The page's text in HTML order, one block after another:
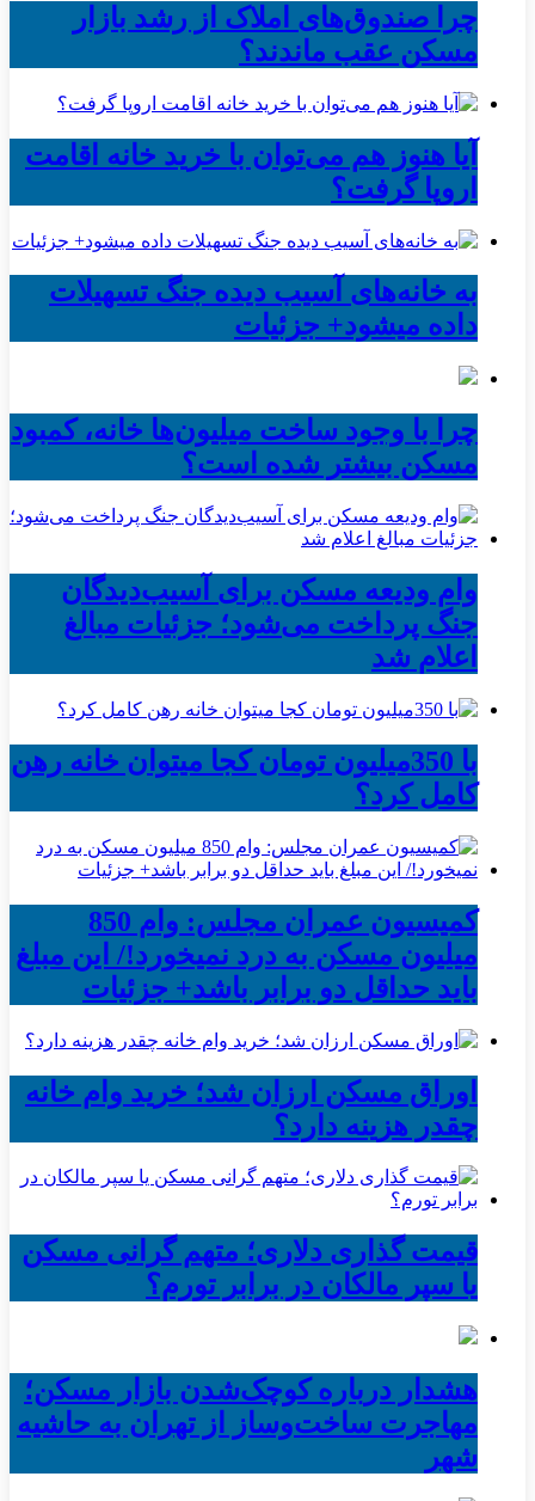
چرا صندوق‌های املاک از رشد بازار
مسکن عقب ماندند؟
آیا هنوز هم می‌توان با خرید خانه اقامت
اروپا گرفت؟
به خانه‌های آسیب دیده جنگ تسهیلات
داده میشود+ جزئیات
چرا با وجود ساخت میلیون‌ها خانه، کمبود
مسکن بیشتر شده است؟
وام ودیعه مسکن برای آسیب‌دیدگان
جنگ پرداخت می‌شود؛ جزئیات مبالغ
اعلام شد
با 350میلیون تومان کجا میتوان خانه رهن
کامل کرد؟
کمیسیون عمران مجلس: وام 850
میلیون مسکن به درد نمیخورد!/ این مبلغ
باید حداقل دو برابر باشد+ جزئیات
اوراق مسکن ارزان شد؛ خرید وام خانه
چقدر هزینه دارد؟
قیمت گذاری دلاری؛ متهم گرانی مسکن
یا سپر مالکان در برابر تورم؟
هشدار درباره کوچک‌شدن بازار مسکن؛
مهاجرت ساخت‌وساز از تهران به حاشیه‌
شهر